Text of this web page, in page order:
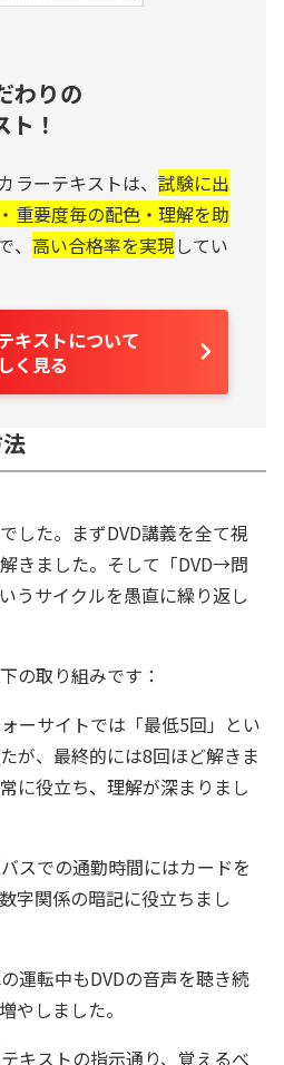
わりの
！
ラーテキストは、 試験に出
重要度毎の配色・理解を助
、 高い合格率を実現 してい
キストについて
く見る
した。まずDVD講義を全て視
きました。そして「DVD→問
サイクルを愚直に繰り返し
の取り組みです：
ォーサイトでは「最低5回」とい
が、最終的には8回ほど解きま
に役立ち、理解が深まりまし
バスでの通勤時間にはカードを
字関係の暗記に役立ちまし
の運転中もDVDの音声を聴き続
やしました。
テキストの指示通り、覚えるべ